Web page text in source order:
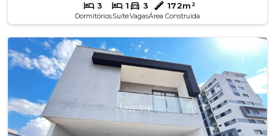
3
Dormitórios
1
Suíte
3
Vagas
172m²
Área Construída